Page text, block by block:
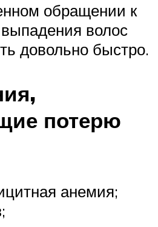
обращении к
волос
довольно быстро.
потерю
анемия;